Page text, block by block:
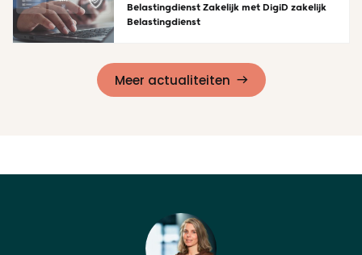
Belastingdienst Zakelijk met DigiD zakelijk
Belastingdienst
Meer actualiteiten